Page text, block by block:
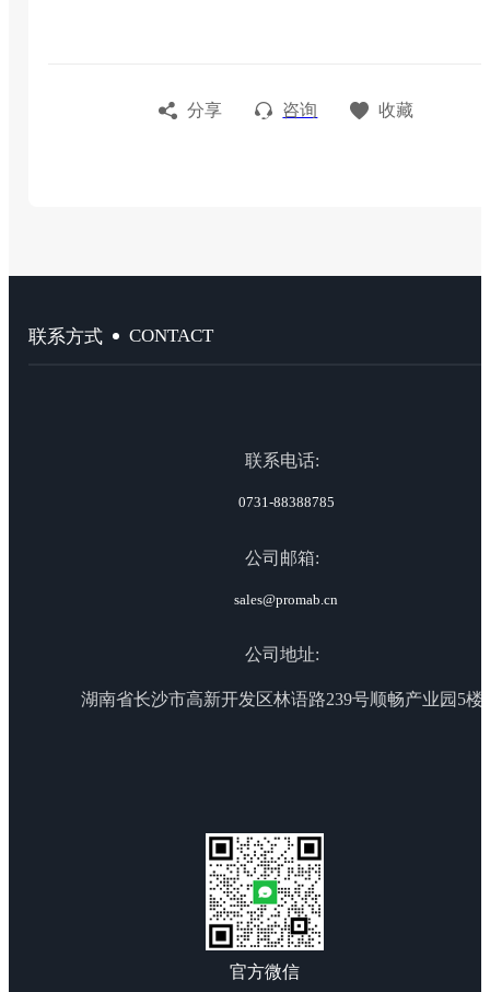
分享 咨询 收藏
联系方式 CONTACT
联系电话:
0731-88388785
公司邮箱:
sales@promab.cn
公司地址:
湖南省长沙市高新开发区林语路239号顺畅产业园5楼
官方微信